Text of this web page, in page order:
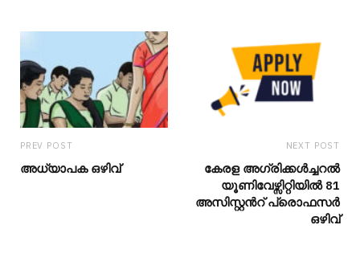
PREV POST
അധ്യാപക ഒഴിവ്
NEXT POST
കേരള അഗ്രിക്കൾച്ചറൽ
യൂണിവേഴ്സിറ്റിയിൽ 81
അസിസ്റ്റന്‍റ് പ്രൊഫസർ
ഒഴിവ്